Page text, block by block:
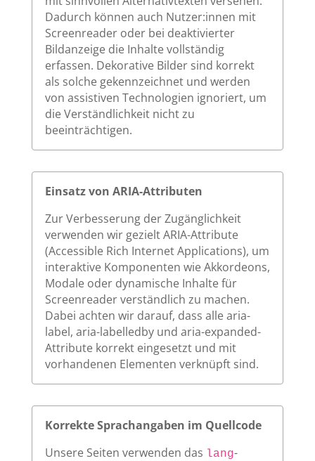
Dadurch können auch Nutzer:innen mit
Screenreader oder bei deaktivierter
Bildanzeige die Inhalte vollständig
erfassen. Dekorative Bilder sind korrekt
als solche gekennzeichnet und werden
von assistiven Technologien ignoriert, um
die Verständlichkeit nicht zu
beeinträchtigen.
Einsatz von ARIA-Attributen
Zur Verbesserung der Zugänglichkeit
verwenden wir gezielt ARIA-Attribute
(Accessible Rich Internet Applications), um
interaktive Komponenten wie Akkordeons,
Modale oder dynamische Inhalte für
Screenreader verständlich zu machen.
Dabei achten wir darauf, dass alle aria-
label, aria-labelledby und aria-expanded-
Attribute korrekt eingesetzt und mit
vorhandenen Elementen verknüpft sind.
Korrekte Sprachangaben im Quellcode
Unsere Seiten verwenden das lang-